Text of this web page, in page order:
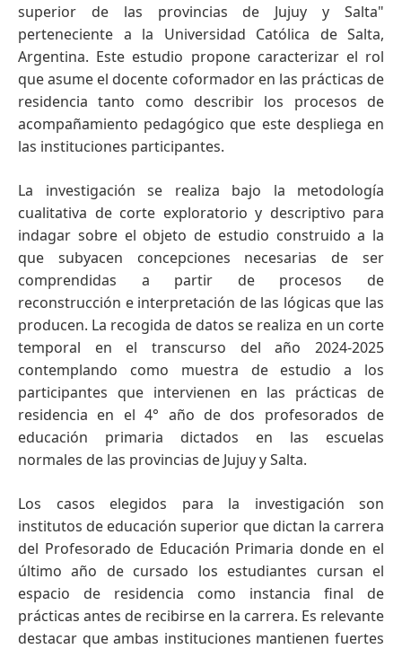
superior de las provincias de Jujuy y Salta"
perteneciente a la Universidad Católica de Salta,
Argentina. Este estudio propone caracterizar el rol
que asume el docente coformador en las prácticas de
residencia tanto como describir los procesos de
acompañamiento pedagógico que este despliega en
las instituciones participantes.
La investigación se realiza bajo la metodología
cualitativa de corte exploratorio y descriptivo para
indagar sobre el objeto de estudio construido a la
que subyacen concepciones necesarias de ser
comprendidas a partir de procesos de
reconstrucción e interpretación de las lógicas que las
producen. La recogida de datos se realiza en un corte
temporal en el transcurso del año 2024-2025
contemplando como muestra de estudio a los
participantes que intervienen en las prácticas de
residencia en el 4° año de dos profesorados de
educación primaria dictados en las escuelas
normales de las provincias de Jujuy y Salta.
Los casos elegidos para la investigación son
institutos de educación superior que dictan la carrera
del Profesorado de Educación Primaria donde en el
último año de cursado los estudiantes cursan el
espacio de residencia como instancia final de
prácticas antes de recibirse en la carrera. Es relevante
destacar que ambas instituciones mantienen fuertes